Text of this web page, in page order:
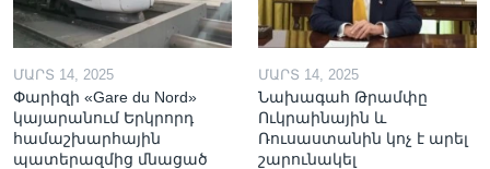
ՄԱՐՏ 14, 2025
Փարիզի «Gare du Nord»
կայարանում Երկրորդ
համաշխարհային
պատերազմից մնացած
ՄԱՐՏ 14, 2025
Նախագահ Թրամփը
Ուկրաինային և
Ռուսաստանին կոչ է արել
շարունակել